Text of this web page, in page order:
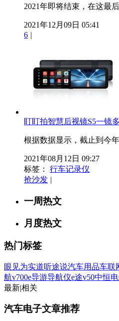
2021年即将结束，在这最
2021年12月09日 05:41
6 |
盯盯拍智慧后视镜S5一镜
根据数据显示，截止到今
2021年08月12日 09:27
标签：
行车记录仪
抢沙发 |
一周热文
月度热文
热门标签
眼见为实道听途说汽车用品车联
航v700e导游导航仪e途v50中恒
最新|相关
汽车电子文章推荐